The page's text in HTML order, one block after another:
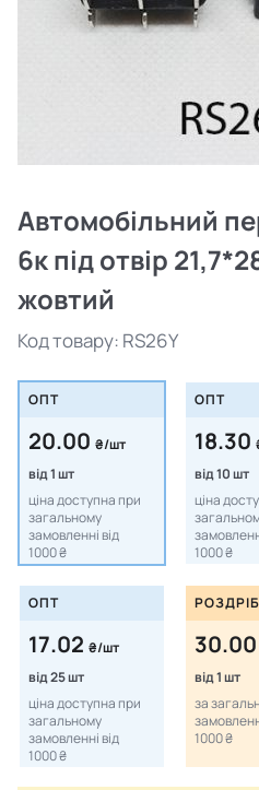
Автомобільний
6к під отвір
жовтий
Код товару: RS26Y
ОПТ
20.00 ₴/шт
від 1 шт
ціна доступна при
загальному
замовленні від
1000 ₴
ОПТ
18.30
від 10 шт
ціна
1000 ₴
ОПТ
17.02 ₴/шт
від 25 шт
ціна доступна при
загальному
замовленні від
1000 ₴
РОЗДРІБ
30.00
від 1 шт
за
1000 ₴